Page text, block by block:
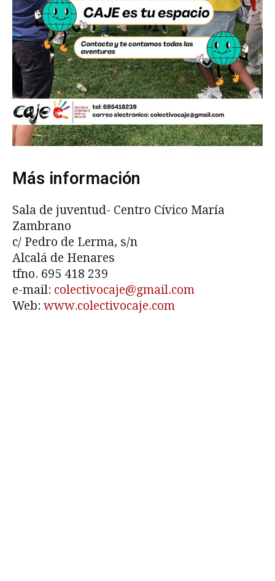
Más información
Sala de juventud- Centro Cívico María
Zambrano
c/ Pedro de Lerma, s/n
Alcalá de Henares
tfno. 695 418 239
e-mail: colectivocaje@gmail.com
Web: www.colectivocaje.com